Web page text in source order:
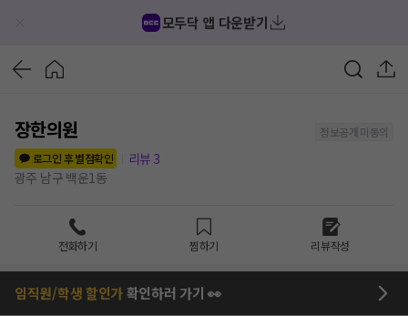
모두닥 앱 다운받기
장한의원
정보공개 미동의
로그인 후 별점확인
리뷰 3
광주 남구 백운1동
전화하기 찜하기 리뷰작성
임직원/학생 할인가확인하러 가기 👀